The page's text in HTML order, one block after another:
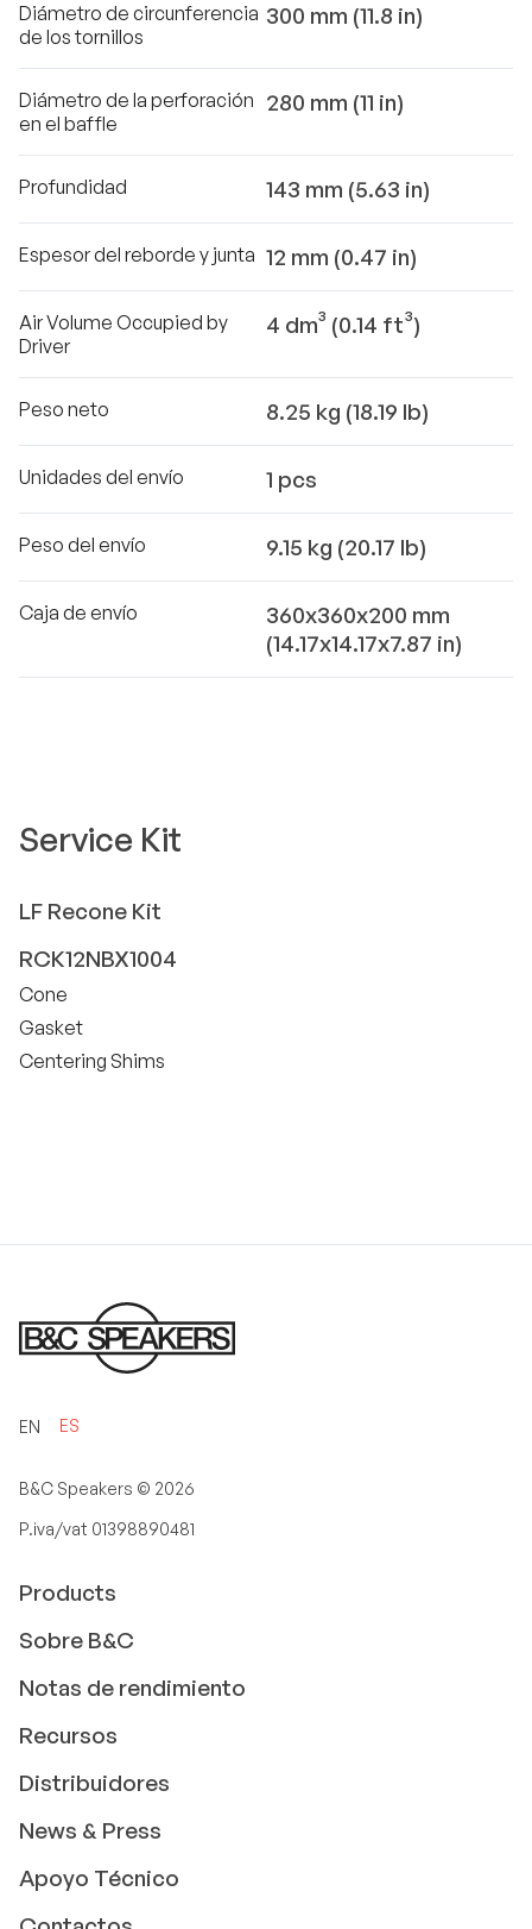
Diámetro de circunferencia
de los tornillos
300 mm (11.8 in)
Diámetro de la perforación
en el baffle
280 mm (11 in)
Profundidad 143 mm (5.63 in)
Espesor del reborde y junta 12 mm (0.47 in)
Air Volume Occupied by
Driver
4 dm³ (0.14 ft³)
Peso neto 8.25 kg (18.19 lb)
Unidades del envío 1 pcs
Peso del envío 9.15 kg (20.17 lb)
Caja de envío
360x360x200 mm
(14.17x14.17x7.87 in)
Service Kit
LF Recone Kit
RCK12NBX1004
Cone
Gasket
Centering Shims
EN ES
B&C Speakers © 2026
P.iva/vat 01398890481
Products
Sobre B&C
Notas de rendimiento
Recursos
Distribuidores
News & Press
Apoyo Técnico